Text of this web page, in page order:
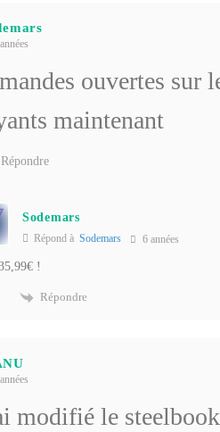
ouvertes sur
maintenant
Répondre
Sodemars
Répond à Sodemars 6 années
!
Répondre
modifié le